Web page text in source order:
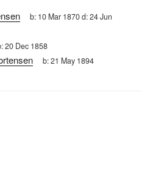
b: 10 Mar 1870d:24 Jun
20 Dec 1858
b:21 May 1894